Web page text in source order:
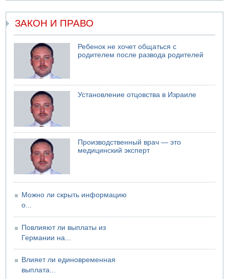
07.08.2026 08:29
В Бат-Яме утонул мужчина
07.08.2026 08:29
Стрельба в школе Таиланда
07.08.2026 06:47
Недалеко от Бейт-Шемеша погиб велосипедист
07.08.2026 06:24
Саудовская Аравия сообщает о нападении хуситов
ЗАКОН И ПРАВО
Ребенок не хочет общаться с
родителем после развода родителей
Установление отцовства в Израиле
Производственный врач — это
медицинский эксперт
Можно ли скрыть информацию
о...
Повлияют ли выплаты из
Германии на...
Влияет ли единовременная
выплата...